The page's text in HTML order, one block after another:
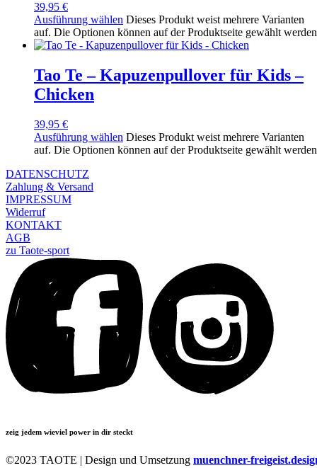
39,95 €
Ausführung wählen Dieses Produkt weist mehrere Varianten
auf. Die Optionen können auf der Produktseite gewählt werden
Tao Te – Kapuzenpullover für Kids –
Chicken
39,95 €
Ausführung wählen Dieses Produkt weist mehrere Varianten
auf. Die Optionen können auf der Produktseite gewählt werden
DATENSCHUTZ
Zahlung & Versand
IMPRESSUM
Widerruf
KONTAKT
AGB
zu Taote-sport
zeig jedem wieviel power in dir steckt
©2023 TAOTE | Design und Umsetzung muenchner-